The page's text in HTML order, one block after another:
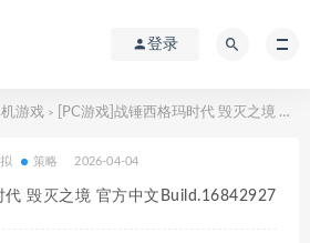
登录
机游戏 > [PC游戏]战锤西格玛时代 毁灭之境 官方中文Build.16842927-1.2.1 虚拟机版
策略 2026-04-04
代 毁灭之境 官方中文Build.16842927